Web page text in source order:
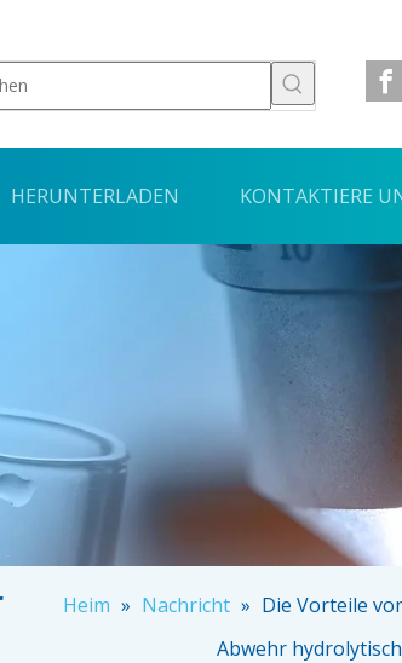
HERUNTERLADEN KONTAKTIERE
Heim » Nachricht » Die Vorteile
Abwehr